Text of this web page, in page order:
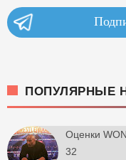
ПОПУЛЯРНЫЕ
Оценки
32